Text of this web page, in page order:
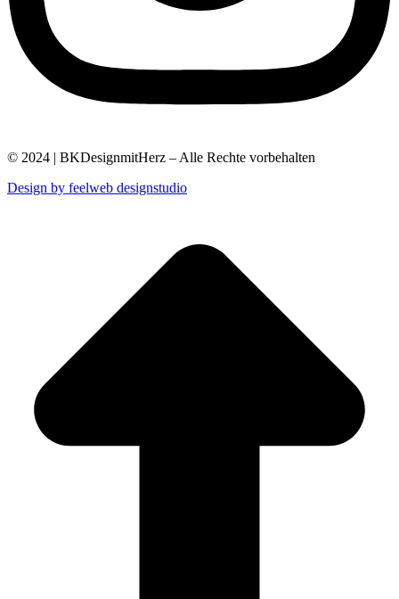
© 2024 | BKDesignmitHerz – Alle Rechte vorbehalten
Design by feelweb designstudio